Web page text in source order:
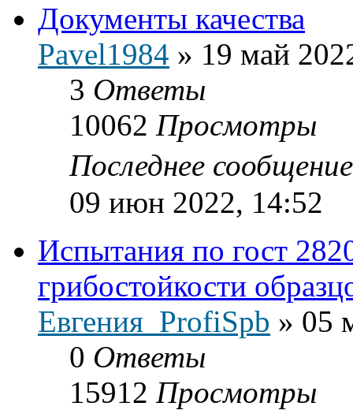
Документы качества
Pavel1984 » 19 май
3 Ответы
10062 Просмотры
Последнее
09 июн 2022, 14:52
Испытания по гост
грибостойкости
Евгения_ProfiSpb » 05
0 Ответы
15912 Просмотры